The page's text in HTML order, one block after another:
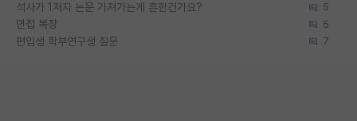
석사가 1저자 논문 가져가는게 흔한건가요? 5
면접 복장 5
편입생 학부연구생 질문 7